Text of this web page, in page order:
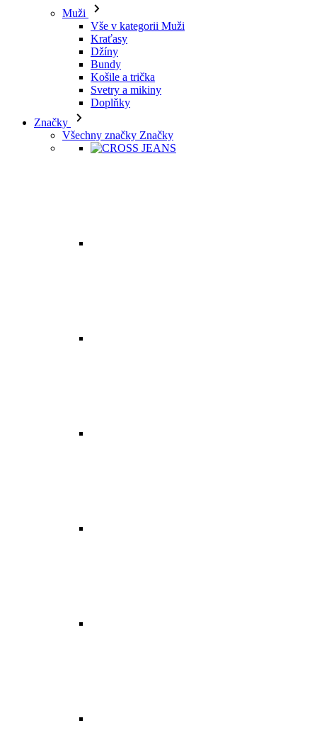
Muži
Vše v kategorii Muži
Kraťasy
Džíny
Bundy
Košile a trička
Svetry a mikiny
Doplňky
Značky
Všechny značky Značky